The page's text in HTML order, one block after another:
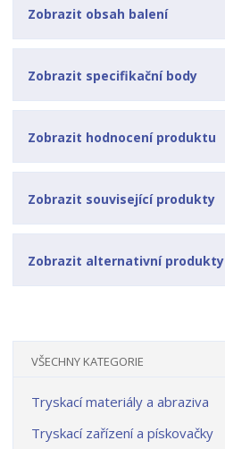
Zobrazit obsah balení
Zobrazit specifikační body
Zobrazit hodnocení produktu
Zobrazit související produkty
Zobrazit alternativní produkty
VŠECHNY KATEGORIE
Tryskací materiály a abraziva
Tryskací zařízení a pískovačky